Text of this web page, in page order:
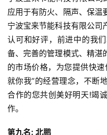
应用于有防火、隔声、保温
宁波宝来节能科技有限公司
认可和好评，前进中的我
备、完善的管理模式、精湛
的市场价格，为您提供快
就你我”的经营理念，不断
合作的您共创美好明天!竭
作。
第九名: 北鹏